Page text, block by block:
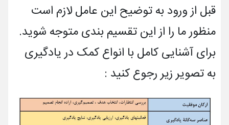
قبل از ورود به توضیح این عامل لازم است
منظور ما را از این تقسیم بندی متوجه شوید.
برای آشنایی کامل با انواع کمک در یادگیری
به تصویر زیر رجوع کنید :